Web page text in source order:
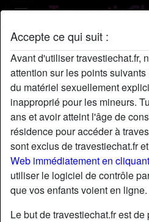
Accepte ce qui suit :
Avant d'utiliser travestiechat.fr,
attention sur les points
du matériel sexuellement
inapproprié pour les mineurs.
ans et avoir atteint l'âge de
résidence pour accéder à
sont exclus de travestiechat.fr
Web immédiatement en
utiliser le logiciel de contrôle
que vos enfants voient en ligne.
Le but de travestiechat.fr est de
Profil de